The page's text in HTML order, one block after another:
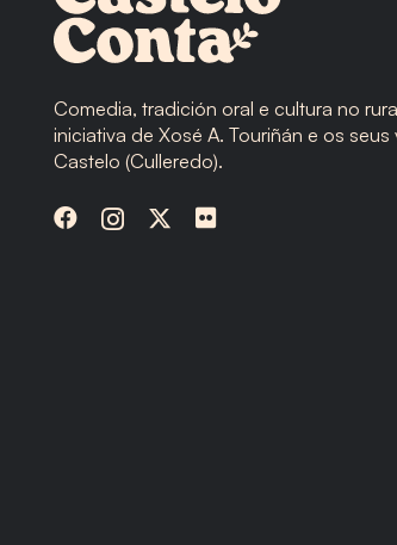
Comedia, tradición oral e cultura no
iniciativa de Xosé A. Touriñán e os seus
Castelo (Culleredo).